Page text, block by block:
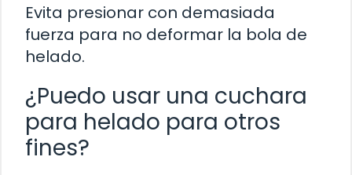
Evita presionar con demasiada
fuerza para no deformar la bola de
helado.
¿Puedo usar una cuchara
para helado para otros
fines?